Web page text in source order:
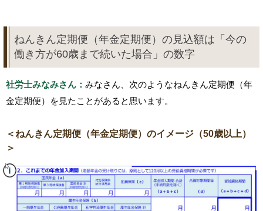
ねんきん定期便（年金定期便）の見込額は「今の
働き方が60歳まで続いた場合」の数字
社労士みなみさん： みなさん、次のようなねんきん定期便（年
金定期便）を見たことがあると思います。
＜ねんきん定期便（年金定期便）のイメージ（50歳以上）
＞